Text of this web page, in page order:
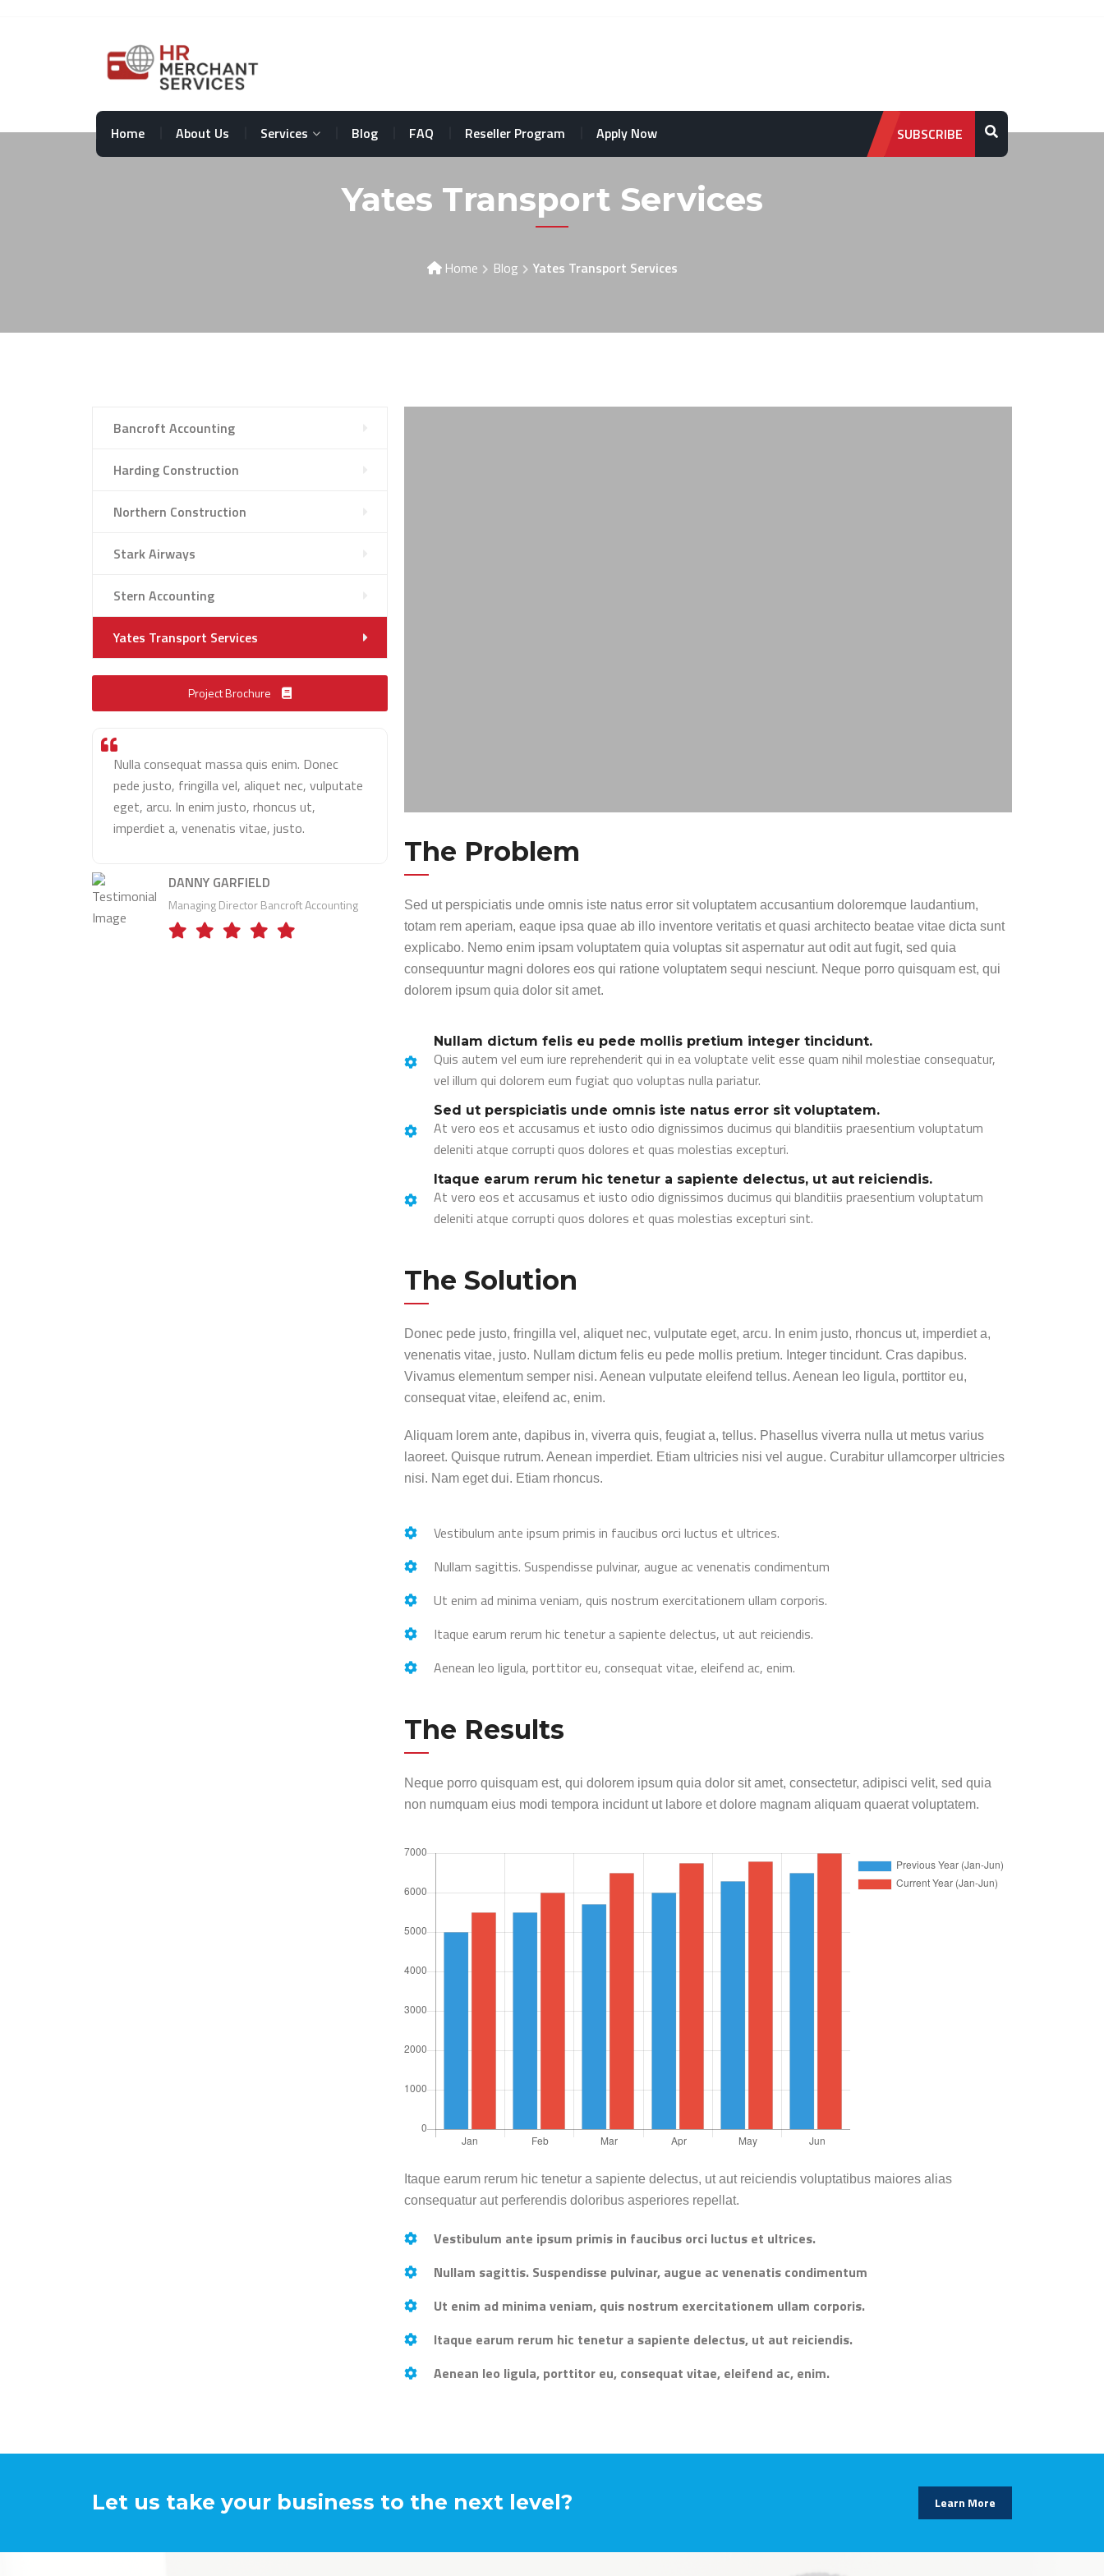
Home About Us Services Blog FAQ Reseller Program Apply Now SUBSCRIBE
Yates Transport Services
Home Blog Yates Transport Services
Bancroft Accounting
Harding Construction
Northern Construction
Stark Airways
Stern Accounting
Yates Transport Services
Project Brochure
Nulla consequat massa quis enim. Donec
pede justo, fringilla vel, aliquet nec, vulputate
eget, arcu. In enim justo, rhoncus ut,
imperdiet a, venenatis vitae, justo.
DANNY GARFIELD
Managing Director Bancroft Accounting CEO Stern Accounting Managing Director Harding Construction
The Problem
Sed ut perspiciatis unde omnis iste natus error sit voluptatem accusantium doloremque laudantium,
totam rem aperiam, eaque ipsa quae ab illo inventore veritatis et quasi architecto beatae vitae dicta sunt
explicabo. Nemo enim ipsam voluptatem quia voluptas sit aspernatur aut odit aut fugit, sed quia
consequuntur magni dolores eos qui ratione voluptatem sequi nesciunt. Neque porro quisquam est, qui
dolorem ipsum quia dolor sit amet.
Nullam dictum felis eu pede mollis pretium integer tincidunt.
Quis autem vel eum iure reprehenderit qui in ea voluptate velit esse quam nihil molestiae consequatur,
vel illum qui dolorem eum fugiat quo voluptas nulla pariatur.
Sed ut perspiciatis unde omnis iste natus error sit voluptatem.
At vero eos et accusamus et iusto odio dignissimos ducimus qui blanditiis praesentium voluptatum
deleniti atque corrupti quos dolores et quas molestias excepturi.
Itaque earum rerum hic tenetur a sapiente delectus, ut aut reiciendis.
At vero eos et accusamus et iusto odio dignissimos ducimus qui blanditiis praesentium voluptatum
deleniti atque corrupti quos dolores et quas molestias excepturi sint.
The Solution
Donec pede justo, fringilla vel, aliquet nec, vulputate eget, arcu. In enim justo, rhoncus ut, imperdiet a,
venenatis vitae, justo. Nullam dictum felis eu pede mollis pretium. Integer tincidunt. Cras dapibus.
Vivamus elementum semper nisi. Aenean vulputate eleifend tellus. Aenean leo ligula, porttitor eu,
consequat vitae, eleifend ac, enim.
Aliquam lorem ante, dapibus in, viverra quis, feugiat a, tellus. Phasellus viverra nulla ut metus varius
laoreet. Quisque rutrum. Aenean imperdiet. Etiam ultricies nisi vel augue. Curabitur ullamcorper ultricies
nisi. Nam eget dui. Etiam rhoncus.
Vestibulum ante ipsum primis in faucibus orci luctus et ultrices.
Nullam sagittis. Suspendisse pulvinar, augue ac venenatis condimentum
Ut enim ad minima veniam, quis nostrum exercitationem ullam corporis.
Itaque earum rerum hic tenetur a sapiente delectus, ut aut reiciendis.
Aenean leo ligula, porttitor eu, consequat vitae, eleifend ac, enim.
The Results
Neque porro quisquam est, qui dolorem ipsum quia dolor sit amet, consectetur, adipisci velit, sed quia
non numquam eius modi tempora incidunt ut labore et dolore magnam aliquam quaerat voluptatem.
Itaque earum rerum hic tenetur a sapiente delectus, ut aut reiciendis voluptatibus maiores alias
consequatur aut perferendis doloribus asperiores repellat.
Vestibulum ante ipsum primis in faucibus orci luctus et ultrices.
Nullam sagittis. Suspendisse pulvinar, augue ac venenatis condimentum
Ut enim ad minima veniam, quis nostrum exercitationem ullam corporis.
Itaque earum rerum hic tenetur a sapiente delectus, ut aut reiciendis.
Aenean leo ligula, porttitor eu, consequat vitae, eleifend ac, enim.
Let us take your business to the next level? Learn More